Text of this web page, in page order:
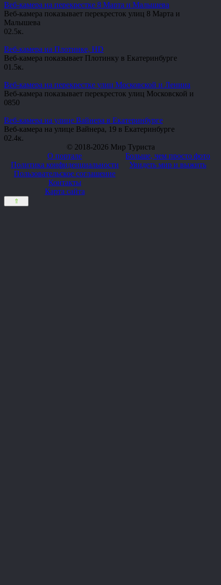
Веб-камера на перекрестке 8 Марта и Малышева
Веб-камера показывает перекресток улиц 8 Марта и
Малышева
02.5к.
Веб-камера на Плотинке, HD
Веб-камера показывает Плотинку в Екатеринбурге
01.5к.
Веб-камера на перекрестке улиц Московской и Ленина
Веб-камера показывает перекресток улиц Московской и
0850
Веб-камера на улице Вайнера в Екатеринбурге
Веб-камера на улице Вайнера, 19 в Екатеринбурге
02.4к.
© 2018-2026 Мир Туриста
О портале
Политика конфиденциальности
Пользовательское соглашение
Контакты
Карта сайта
Больше, чем просто фото
Увидеть мир и выжить